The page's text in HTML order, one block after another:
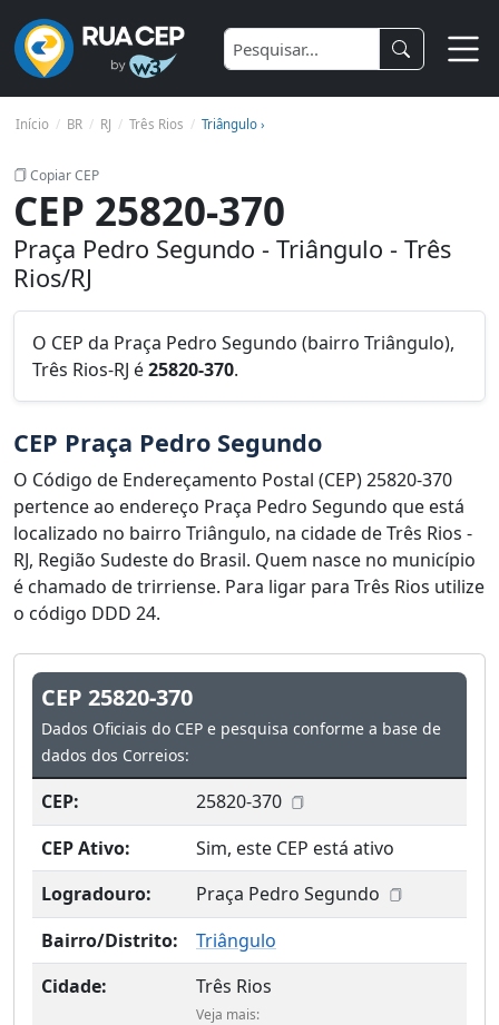
Início BR RJ Três Rios Triângulo ›
Copiar CEP
CEP 25820-370
Praça Pedro Segundo - Triângulo - Três
Rios/RJ
O CEP da Praça Pedro Segundo (bairro Triângulo),
Três Rios-RJ é25820-370.
CEP Praça Pedro Segundo
O Código de Endereçamento Postal (CEP) 25820-370
pertence ao endereço Praça Pedro Segundo que está
localizado no bairro Triângulo, na cidade de Três Rios -
RJ, Região Sudeste do Brasil. Quem nasce no município
é chamado de trirriense. Para ligar para Três Rios utilize
o código DDD 24.
CEP 25820-370
Dados Oficiais do CEP e pesquisa conforme a base de
dados dos Correios:
CEP:
25820-370
CEP Ativo:
Sim, este CEP está ativo
Logradouro:
Praça Pedro Segundo
Bairro/Distrito:
Triângulo
Cidade:
Três Rios
Veja mais: